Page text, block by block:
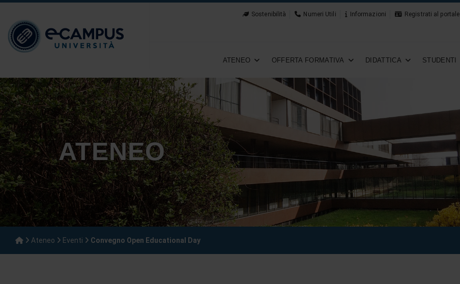
Sostenibilità Numeri Utili Informazioni Registrati al portale
ATENEO OFFERTA FORMATIVA DIDATTICA STUDENTI
ATENEO
Ateneo Eventi Convegno Open Educational Day